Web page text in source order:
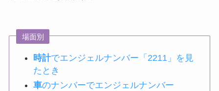
場面別
時計でエンジェルナンバー「2211」を見
たとき
車のナンバーでエンジェルナンバー